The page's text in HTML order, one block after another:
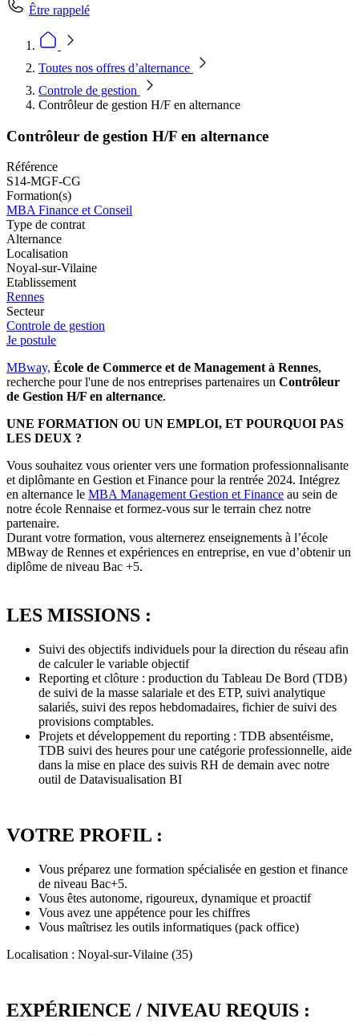
Être rappelé
Toutes nos offres d’alternance
Controle de gestion
Contrôleur de gestion H/F en alternance
Contrôleur de gestion H/F en alternance
Référence
S14-MGF-CG
Formation(s)
MBA Finance et Conseil
Type de contrat
Alternance
Localisation
Noyal-sur-Vilaine
Etablissement
Rennes
Secteur
Controle de gestion
Je postule
MBway, École de Commerce et de Management à Rennes,
recherche pour l'une de nos entreprises partenaires un Contrôleur
de Gestion H/F en alternance.
UNE FORMATION OU UN EMPLOI, ET POURQUOI PAS
LES DEUX ?
Vous souhaitez vous orienter vers une formation professionnalisante
et diplômante en Gestion et Finance pour la rentrée 2024. Intégrez
en alternance le MBA Management Gestion et Finance au sein de
notre école Rennaise et formez-vous sur le terrain chez notre
partenaire.
Durant votre formation, vous alternerez enseignements à l’école
MBway de Rennes et expériences en entreprise, en vue d’obtenir un
diplôme de niveau Bac +5.
LES MISSIONS :
Suivi des objectifs individuels pour la direction du réseau afin
de calculer le variable objectif
Reporting et clôture : production du Tableau De Bord (TDB)
de suivi de la masse salariale et des ETP, suivi analytique
salariés, suivi des repos hebdomadaires, fichier de suivi des
provisions comptables.
Projets et développement du reporting : TDB absentéisme,
TDB suivi des heures pour une catégorie professionnelle, aide
dans la mise en place des suivis RH de demain avec notre
outil de Datavisualisation BI
VOTRE PROFIL :
Vous préparez une formation spécialisée en gestion et finance
de niveau Bac+5.
Vous êtes autonome, rigoureux, dynamique et proactif
Vous avez une appétence pour les chiffres
Vous maîtrisez les outils informatiques (pack office)
Localisation : Noyal-sur-Vilaine (35)
EXPÉRIENCE / NIVEAU REQUIS :